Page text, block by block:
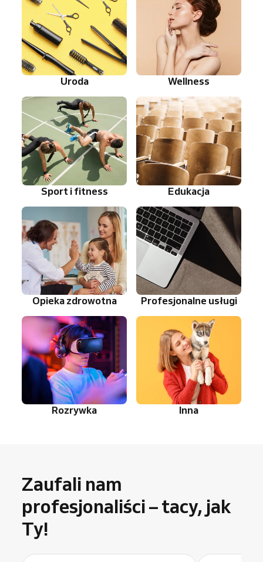
Uroda Wellness
Sport i fitness Edukacja
Opieka zdrowotna Profesjonalne usługi
Rozrywka Inna
Zaufali nam
profesjonaliści – tacy, jak
Ty!